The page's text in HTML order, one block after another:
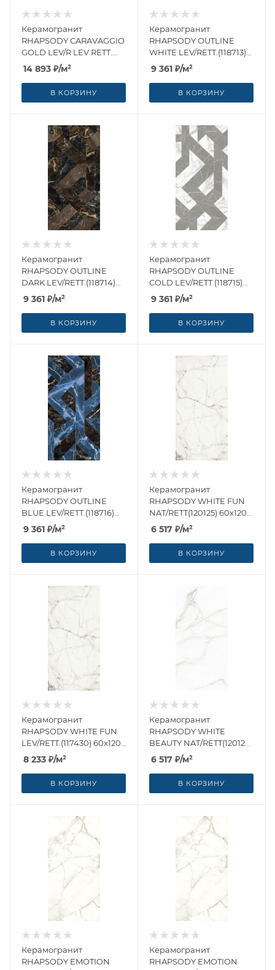
Керамогранит
RHAPSODY CARAVAGGIO
GOLD LEV/R LEV.RETT.
(119251) 120x260 от Naxos
Ceramica (Италия)
14 893 ₽/м²
В КОРЗИНУ
Керамогранит
RHAPSODY OUTLINE
WHITE LEV/RETT.(118713)
60x120 от Naxos Ceramica
(Италия)
9 361 ₽/м²
В КОРЗИНУ
Керамогранит
RHAPSODY OUTLINE
DARK LEV/RETT.(118714)
60x120 от Naxos Ceramica
(Италия)
9 361 ₽/м²
В КОРЗИНУ
Керамогранит
RHAPSODY OUTLINE
COLD LEV/RETT.(118715)
60x120 от Naxos Ceramica
(Италия)
9 361 ₽/м²
В КОРЗИНУ
Керамогранит
RHAPSODY OUTLINE
BLUE LEV/RETT.(118716)
60x120 от Naxos Ceramica
(Италия)
9 361 ₽/м²
В КОРЗИНУ
Керамогранит
RHAPSODY WHITE FUN
NAT/RETT(120125) 60x120
от Naxos Ceramica
(Италия)
6 517 ₽/м²
В КОРЗИНУ
Керамогранит
RHAPSODY WHITE FUN
LEV/RETT.(117430) 60x120
от Naxos Ceramica
(Италия)
8 233 ₽/м²
В КОРЗИНУ
Керамогранит
RHAPSODY WHITE
BEAUTY NAT/RETT(120126)
60x120 от Naxos Ceramica
(Италия)
6 517 ₽/м²
В КОРЗИНУ
Керамогранит
RHAPSODY EMOTION
Керамогранит
RHAPSODY EMOTION